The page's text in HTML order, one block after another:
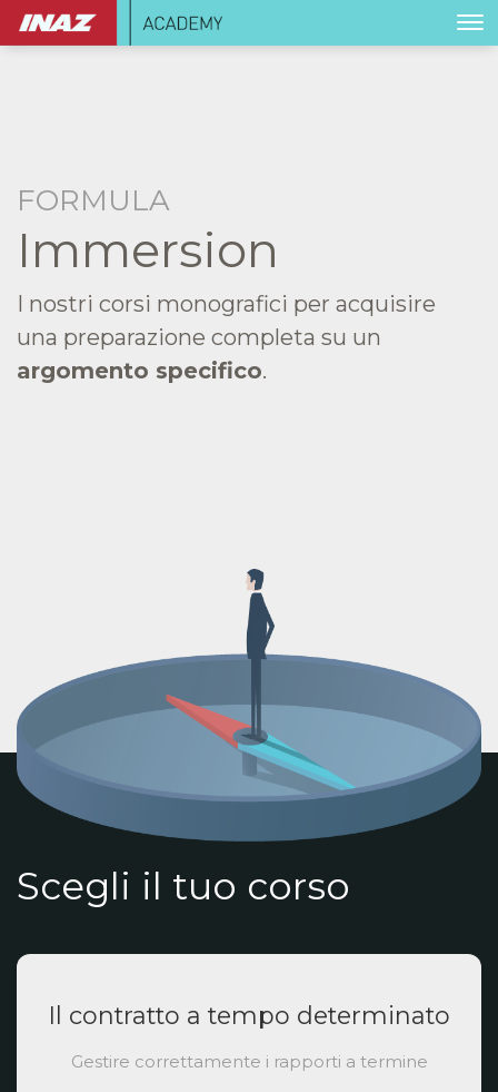
FORMULA
Immersion
I nostri corsi monografici per acquisire
una preparazione completa su un
argomento specifico.
Scegli il tuo corso
Il contratto a tempo determinato
Gestire correttamente i rapporti a termine